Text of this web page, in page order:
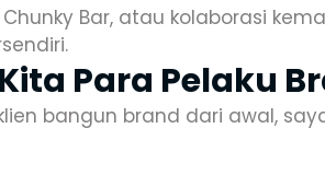
Bar, atau kolaborasi
Para Pelaku
bangun brand dari awal,